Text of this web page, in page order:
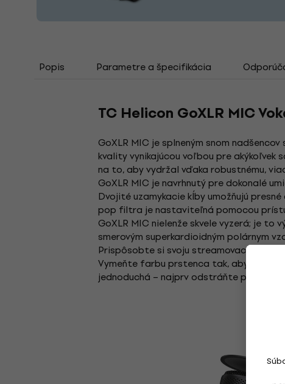
Popis Parametre a špecifikácia
TC Helicon GoXLR MIC
GoXLR MIC je splneným snom
kvality vynikajúcou voľbou pre akýkoľvek
na to, aby vydržal vďaka robustnému,
GoXLR MIC je navrhnutý pre dokonalé
Dvojité uzamykacie kĺby umožňujú
pop filtra je nastaviteľná pomocou
GoXLR MIC nielenže skvele vyzerá; je to
smerovým superkardioidným polárnym
Prispôsobte si svoju streamovaciu
Vymeňte farbu prstenca tak, aby
jednoduchá – najprv odstráňte pop